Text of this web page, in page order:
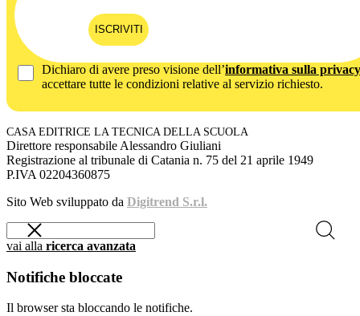
ISCRIVITI
Dichiaro di avere preso visione dell’informativa sulla privacy
accettare tutte le condizioni relative al servizio richiesto.
CASA EDITRICE LA TECNICA DELLA SCUOLA
Direttore responsabile Alessandro Giuliani
Registrazione al tribunale di Catania n. 75 del 21 aprile 1949
P.IVA 02204360875
Sito Web sviluppato da Digitrend S.r.l.
vai alla ricerca avanzata
Notifiche bloccate
Il browser sta bloccando le notifiche.